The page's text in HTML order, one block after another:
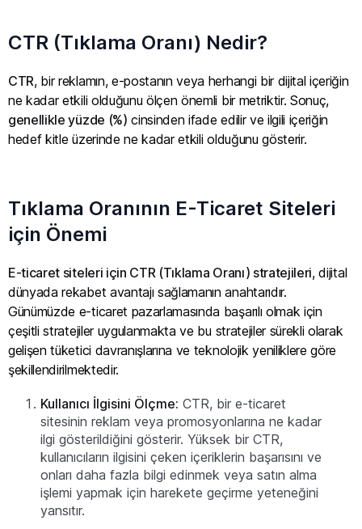
CTR (Tıklama Oranı) Nedir?
CTR, bir reklamın, e-postanın veya herhangi bir dijital içeriğin
ne kadar etkili olduğunu ölçen önemli bir metriktir. Sonuç,
genellikle yüzde (%) cinsinden ifade edilir ve ilgili içeriğin
hedef kitle üzerinde ne kadar etkili olduğunu gösterir.
Tıklama Oranının E-Ticaret Siteleri
için Önemi
E-ticaret siteleri için CTR (Tıklama Oranı) stratejileri, dijital
dünyada rekabet avantajı sağlamanın anahtarıdır.
Günümüzde e-ticaret pazarlamasında başarılı olmak için
çeşitli stratejiler uygulanmakta ve bu stratejiler sürekli olarak
gelişen tüketici davranışlarına ve teknolojik yeniliklere göre
şekillendirilmektedir.
Kullanıcı İlgisini Ölçme: CTR, bir e-ticaret
sitesinin reklam veya promosyonlarına ne kadar
ilgi gösterildiğini gösterir. Yüksek bir CTR,
kullanıcıların ilgisini çeken içeriklerin başarısını ve
onları daha fazla bilgi edinmek veya satın alma
işlemi yapmak için harekete geçirme yeteneğini
yansıtır.